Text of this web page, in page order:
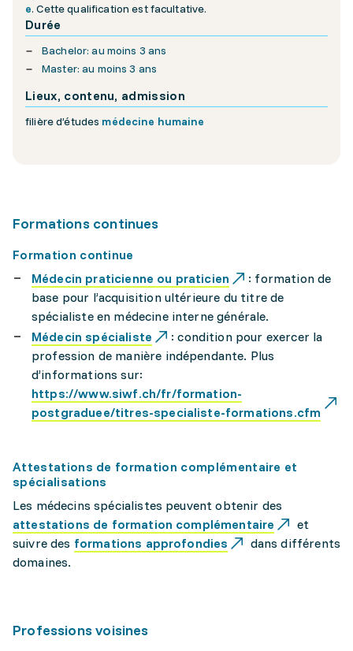
e. Cette qualification est facultative.
Durée
Bachelor: au moins 3 ans
Master: au moins 3 ans
Lieux, contenu, admission
filière d’études médecine humaine
Formations continues
Formation continue
Médecin praticienne ou praticien
: formation de
base pour l’acquisition ultérieure du titre de
spécialiste en médecine interne générale.
Médecin spécialiste
: condition pour exercer la
profession de manière indépendante. Plus
d’informations sur:
https://www.siwf.ch/fr/formation-
postgraduee/titres-specialiste-formations.cfm
Attestations de formation complémentaire et
spécialisations
Les médecins spécialistes peuvent obtenir des
attestations de formation complémentaire
et
suivre des formations approfondies
dans différents
domaines.
Professions voisines